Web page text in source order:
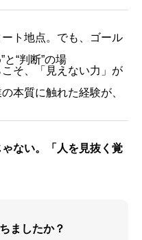
ート地点。でも、ゴール
と“判断”の場
そ、「見えない力」が
本質に触れた経験が、
ない。「人を見抜く覚
ましたか？